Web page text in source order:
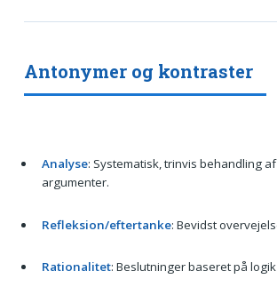
Antonymer og kontraster
Analyse: Systematisk, trinvis behandling
argumenter.
Refleksion/eftertanke: Bevidst
Rationalitet: Beslutninger baseret på